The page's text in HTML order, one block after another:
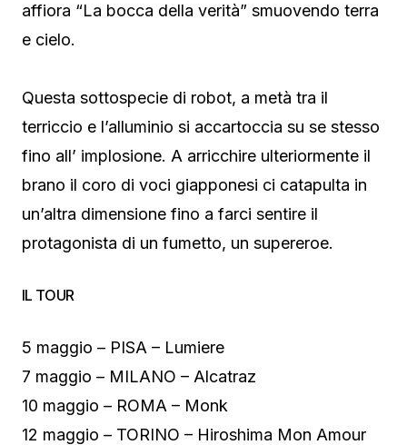
affiora “La bocca della verità” smuovendo terra
e cielo.
Questa sottospecie di robot, a metà tra il
terriccio e l’alluminio si accartoccia su se stesso
fino all’ implosione. A arricchire ulteriormente il
brano il coro di voci giapponesi ci catapulta in
un’altra dimensione fino a farci sentire il
protagonista di un fumetto, un supereroe.
IL TOUR
5 maggio – PISA – Lumiere
7 maggio – MILANO – Alcatraz
10 maggio – ROMA – Monk
12 maggio – TORINO – Hiroshima Mon Amour